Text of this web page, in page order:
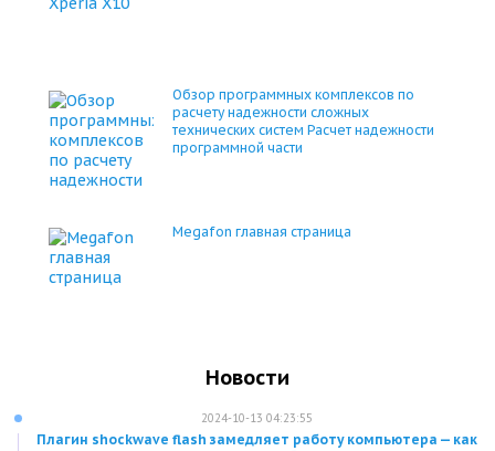
Обзор программных комплексов по
расчету надежности сложных
технических систем Расчет надежности
программной части
Megafon главная страница
Новости
2024-10-13 04:23:55
Плагин shockwave flash замедляет работу компьютера — как